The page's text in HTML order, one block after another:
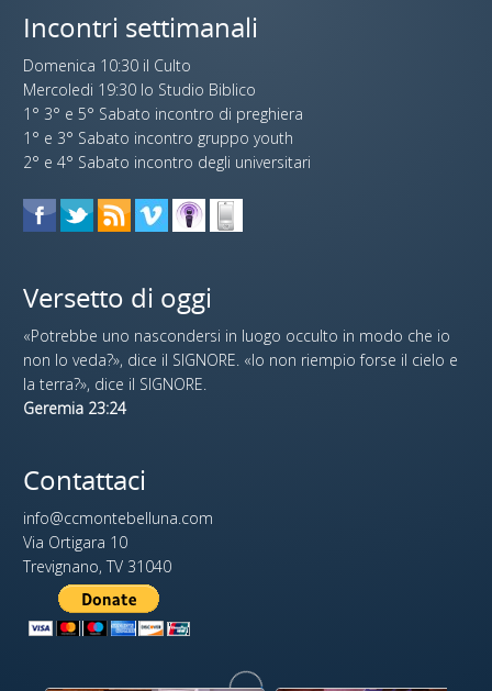
Incontri settimanali
Domenica 10:30 il Culto
Mercoledi 19:30 lo Studio Biblico
1° 3° e 5° Sabato incontro di preghiera
1° e 3° Sabato incontro gruppo youth
2° e 4° Sabato incontro degli universitari
Versetto di oggi
«Potrebbe uno nascondersi in luogo occulto in modo che io
non lo veda?», dice il SIGNORE. «Io non riempio forse il cielo e
la terra?», dice il SIGNORE.
Geremia 23:24
Contattaci
info@ccmontebelluna.com
Via Ortigara 10
Trevignano, TV 31040